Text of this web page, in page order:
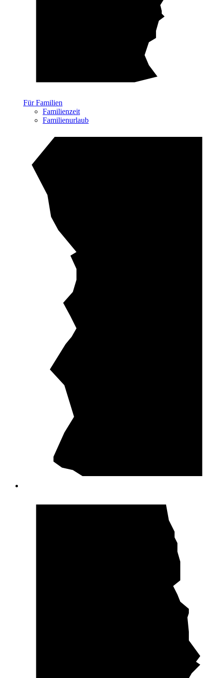
Für Familien
Familienzeit
Familienurlaub